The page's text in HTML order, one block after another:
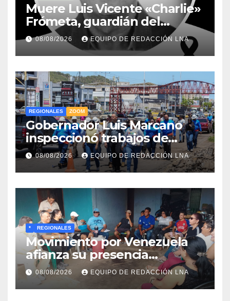
Muere Luis Vicente «Charlie»
Frómeta, guardián del
legado musical de la Billo’s
Caracas Boys
08/08/2026 EQUIPO DE REDACCIÓN LNA
REGIONALES ZOOM
Gobernador Luis Marcano
inspeccionó trabajos de
rehabilitación en al Av.
Intercomunal
08/08/2026 EQUIPO DE REDACCIÓN LNA
* REGIONALES
Movimiento por Venezuela
afianza su presencia
comunitaria en La Ponderosa
y otras comunidades de
Anzoátegui
08/08/2026 EQUIPO DE REDACCIÓN LNA